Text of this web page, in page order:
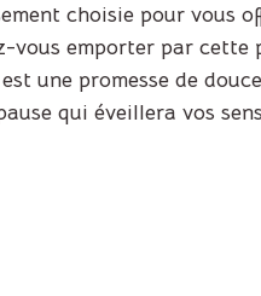
choisie pour vous
vous emporter par
une promesse de
qui éveillera vos